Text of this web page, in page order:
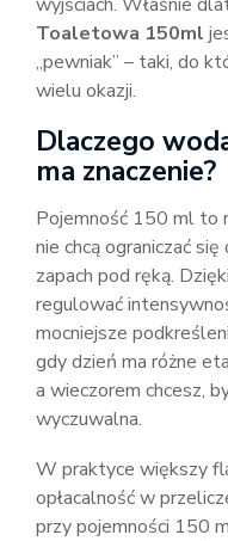
Toaletowa 150ml
„pewniak” – taki, do
wielu okazji.
Dlaczego
ma znaczenie?
Pojemność 150 ml to
nie chcą ograniczać
zapach pod ręką.
regulować
mocniejsze
gdy dzień ma różne
a wieczorem chcesz,
wyczuwalna.
W praktyce większy
opłacalność w
przy pojemności 150